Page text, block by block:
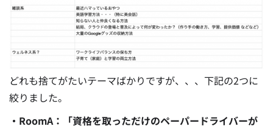
どれも捨てがたいテーマばかりですが、、、下記の2つに
絞りました。
・RoomA：「資格を取っただけのペーパードライバーが